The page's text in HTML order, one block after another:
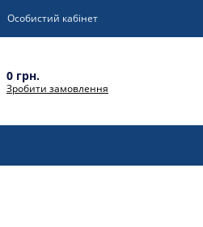
Особистий кабінет
0 грн.
Зробити замовлення